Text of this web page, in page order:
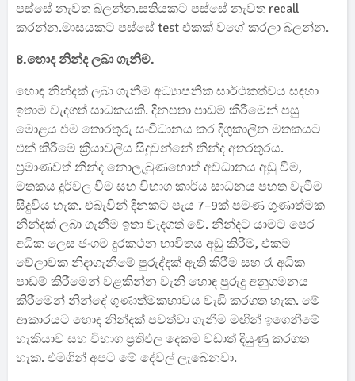
පස්සේ නැවත බලන්න.සතියකට පස්සේ නැවත recall
කරන්න.මාසයකට පස්සේ test එකක් වගේ කරලා බලන්න.
8.හොද නින්ද ලබා ගැනිම.
හොඳ නින්දක් ලබා ගැනීම අධ්‍යාපනික සාර්ථකත්වය සඳහා
ඉතාම වැදගත් සාධකයකි. දිනපතා පාඩම් කිරීමෙන් පසු
මොළය එම තොරතුරු සංවිධානය කර දිගුකාලීන මතකයට
එක් කිරීමේ ක්‍රියාවලිය සිදුවන්නේ නින්ද අතරතුරය.
ප්‍රමාණවත් නින්ද නොලැබුණහොත් අවධානය අඩු වීම,
මතකය දුර්වල වීම සහ විභාග කාර්ය සාධනය පහත වැටීම
සිදුවිය හැක. එබැවින් දිනකට පැය 7–9ක් පමණ ගුණාත්මක
නින්දක් ලබා ගැනීම ඉතා වැදගත් වේ. නින්දට යාමට පෙර
අධික ලෙස ජංගම දුරකථන භාවිතය අඩු කිරීම, එකම
වේලාවක නිදාගැනීමේ පුරුද්දක් ඇති කිරීම සහ රෑ අධික
පාඩම් කිරීමෙන් වළකින්න වැනි හොඳ පුරුදු අනුගමනය
කිරීමෙන් නින්දේ ගුණාත්මකභාවය වැඩි කරගත හැක. මේ
ආකාරයට හොඳ නින්දක් පවත්වා ගැනීම මඟින් ඉගෙනීමේ
හැකියාව සහ විභාග ප්‍රතිඵල දෙකම වඩාත් දියුණු කරගත
හැක. එමගින් අපට මේ දේවල් ලැබෙනවා.